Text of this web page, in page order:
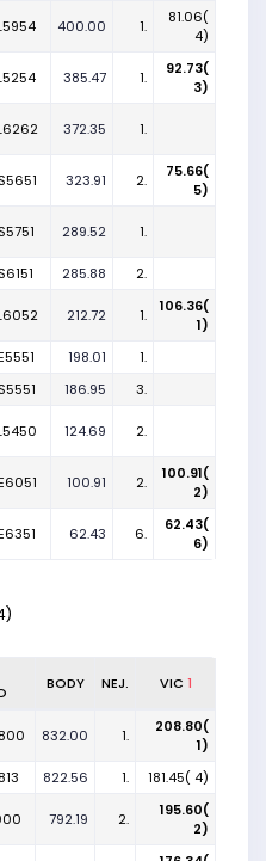
400.00 1.
81.06(
4)
385.47 1.
92.73(
3)
372.35 1.
323.91 2.
75.66(
5)
289.52 1.
285.88 2.
212.72 1.
106.36(
1)
198.01
1.
186.95 3.
124.69 2.
100.91 2.
100.91(
2)
62.43 6.
62.43(
6)
BODY NEJ. VIC 1
832.00 1.
208.80(
1)
822.56 1. 181.45( 4)
792.19 2.
195.60(
2)